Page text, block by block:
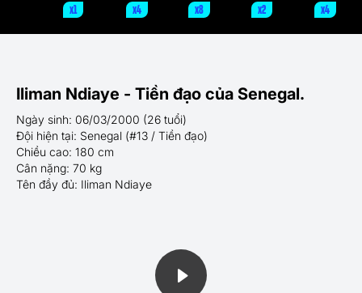
x1 x4 x8 x2 x4
Iliman Ndiaye - Tiền đạo của Senegal.
Ngày sinh: 06/03/2000 (26 tuổi)
Đội hiện tại: Senegal (#13 / Tiền đạo)
Chiều cao: 180 cm
Cân nặng: 70 kg
Tên đầy đủ: Iliman Ndiaye